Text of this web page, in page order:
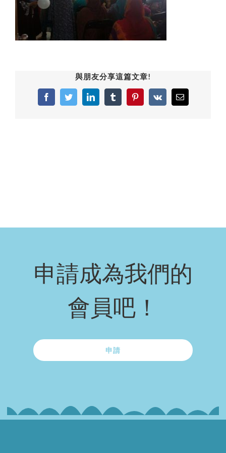
與朋友分享這篇文章!
FacebookTwitterLinkedInTumblrPinterest
Vk Email:
申請成為我們的
會員吧！
申請